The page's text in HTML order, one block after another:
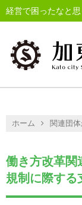
経営で困ったなと
ホーム 関連団
働き方改革関
規制に際する